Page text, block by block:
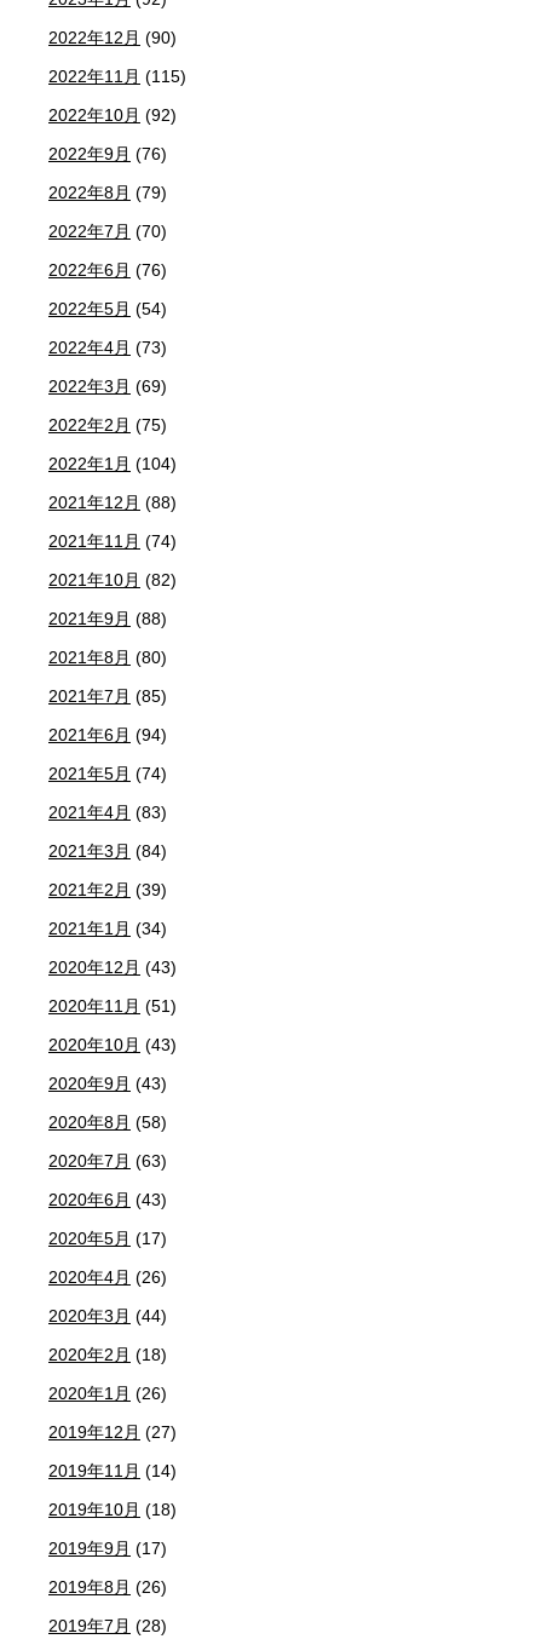
2022年12月 (90)
2022年11月 (115)
2022年10月 (92)
2022年9月 (76)
2022年8月 (79)
2022年7月 (70)
2022年6月 (76)
2022年5月 (54)
2022年4月 (73)
2022年3月 (69)
2022年2月 (75)
2022年1月 (104)
2021年12月 (88)
2021年11月 (74)
2021年10月 (82)
2021年9月 (88)
2021年8月 (80)
2021年7月 (85)
2021年6月 (94)
2021年5月 (74)
2021年4月 (83)
2021年3月 (84)
2021年2月 (39)
2021年1月 (34)
2020年12月 (43)
2020年11月 (51)
2020年10月 (43)
2020年9月 (43)
2020年8月 (58)
2020年7月 (63)
2020年6月 (43)
2020年5月 (17)
2020年4月 (26)
2020年3月 (44)
2020年2月 (18)
2020年1月 (26)
2019年12月 (27)
2019年11月 (14)
2019年10月 (18)
2019年9月 (17)
2019年8月 (26)
2019年7月 (28)